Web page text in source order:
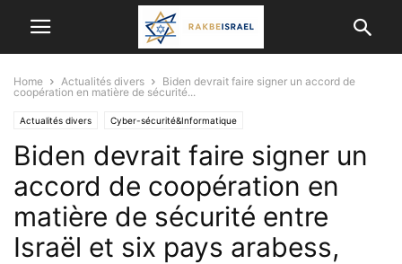
Home Actualités divers
Biden devrait faire signer un accord de
coopération en matière de sécurité...
Actualités divers Cyber-sécurité&Informatique
ISRAËL ET LES AUTRES PAYS SCIENCE ET TECHNOLOGIE
Biden devrait faire signer un
accord de coopération en
matière de sécurité entre
Israël et six pays arabess,